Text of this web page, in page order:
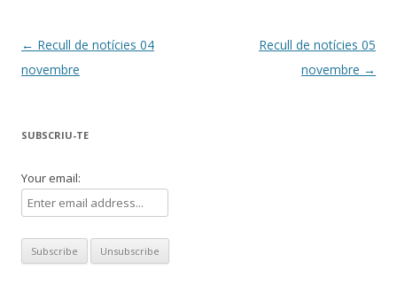
Navegació
per
← Recull de notícies 04
novembre
Recull de notícies 05
novembre →
SUBSCRIU-TE
Your email: